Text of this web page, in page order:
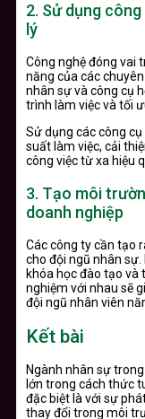
2. Sử dụng
lý
Công nghệ đóng vai
năng của các
nhân sự và công cụ
trình làm việc và tối
Sử dụng các công
suất làm việc, cải
công việc từ xa hiệu
3. Tạo môi
doanh nghiệp
Các công ty cần tạo
cho đội ngũ nhân
khóa học đào tạo và
nghiệm với nhau sẽ
đội ngũ nhân viên
Kết bài
Ngành nhân sự
lớn trong cách thức
đặc biệt là với sự
thay đổi trong môi